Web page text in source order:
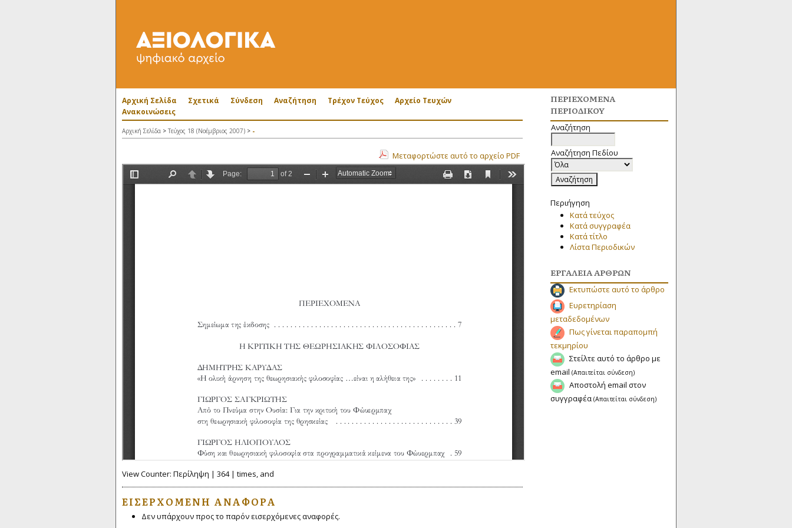
ΠΕΡΙΕΧΌΜΕΝΑ
ΠΕΡΙΟΔΙΚΟΎ
Αναζήτηση
Αναζήτηση Πεδίου
Περιήγηση
Κατά τεύχος
Κατά συγγραφέα
Κατά τίτλο
Λίστα Περιοδικών
ΕΡΓΑΛΕΊΑ ΆΡΘΡΩΝ
Εκτυπώστε αυτό το άρθρο
Ευρετηρίαση
μεταδεδομένων
Πως γίνεται παραπομπή
τεκμηρίου
Στείλτε αυτό το άρθρο με
email (Απαιτείται σύνδεση)
Αποστολή email στον
συγγραφέα (Απαιτείται σύνδεση)
Αρχική Σελίδα Σχετικά Σύνδεση Αναζήτηση Τρέχον Τεύχος
Αρχείο Τευχών
Ανακοινώσεις
Αρχική Σελίδα > Τεύχος 18 (Νοέμβριος 2007) > -
Μεταφορτώστε αυτό το αρχείο PDF
View Counter: Περίληψη | 364 | times, and
ΕΙΣΕΡΧΌΜΕΝΗ ΑΝΑΦΟΡΆ
Δεν υπάρχουν προς το παρόν εισερχόμενες αναφορές.